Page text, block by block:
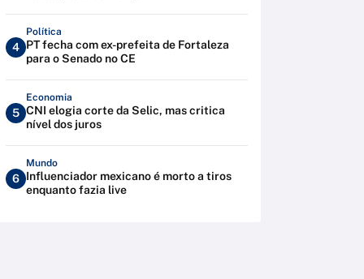
4
Política
PT fecha com ex-prefeita de Fortaleza
para o Senado no CE
5
Economia
CNI elogia corte da Selic, mas critica
nível dos juros
6
Mundo
Influenciador mexicano é morto a tiros
enquanto fazia live